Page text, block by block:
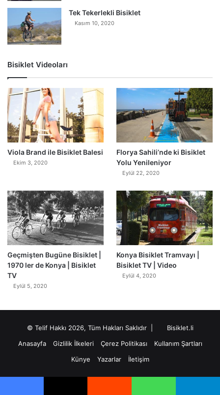
Tek Tekerlekli Bisiklet
Kasım 10, 2020
Bisiklet Videoları
Viola Brand ile Bisiklet Balesi
Ekim 3, 2020
0
Florya Sahili’nde ki Bisiklet
Yolu Yenileniyor
Eylül 22, 2020
Geçmişten Bugüne Bisiklet |
1970 ler de Konya | Bisiklet
TV
Eylül 5, 2020
Konya Bisiklet Tramvayı |
Bisiklet TV | Video
Eylül 4, 2020
© Telif Hakkı 2026, Tüm Hakları Saklıdır |
Bisiklet.li
Anasayfa
Gizlilik İlkeleri Çerez Politikası
Kullanım Şartları
Künye
Yazarlar İletişim